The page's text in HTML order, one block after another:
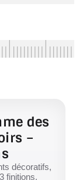
des
–
décoratifs,
finitions.